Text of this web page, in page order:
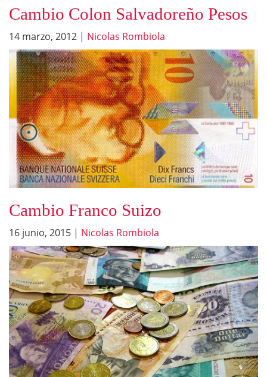
Cambio Colon Salvadoreño Pesos
14 marzo, 2012 | Nicolas Rombiola
Cambio Franco Suizo
16 junio, 2015 | Nicolas Rombiola